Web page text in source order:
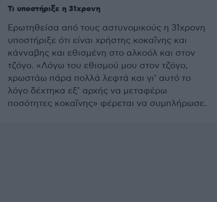
Τι υποστήριξε η 31χρονη
Ερωτηθείσα από τους αστυνομικούς η 31χρονη
υποστήριξε ότι είναι χρήστης κοκαΐνης και
κάνναβης και εθισμένη στο αλκοόλ και στον
τζόγο. «Λόγω του εθισμού μου στον τζόγο,
χρωστάω πάρα πολλά λεφτά και γι’ αυτό το
λόγο δέχτηκα εξ’ αρχής να μεταφέρω
ποσότητες κοκαΐνης» φέρεται να συμπλήρωσε.